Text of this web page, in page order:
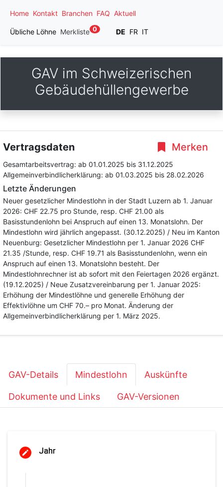
Home Kontakt Branchen FAQ Aktuell
Übliche Löhne Merkliste 0 DE FR IT
GAV im Schweizerischen
Gebäudehüllengewerbe
Merken
Vertragsdaten
Gesamtarbeitsvertrag: ab 01.01.2025 bis 31.12.2025
Allgemeinverbindlicherklärung: ab 01.03.2025 bis 28.02.2026
Letzte Änderungen
Neuer gesetzlicher Mindestlohn in der Stadt Luzern ab 1. Januar
2026: CHF 22.75 pro Stunde, resp. CHF 21.00 als
Basisstundenlohn bei Anspruch auf einen 13. Monatslohn. Der
Mindestlohn wird jährlich angepasst. (30.12.2025) / Neu im Kanton
Neuenburg: Gesetzlicher Mindestlohn per 1. Januar 2026 CHF
21.35 /Stunde, resp. CHF 19.71 als Basisstundenlohn, wenn ein
Anspruch auf einen 13. Monatslohn besteht. Der
Mindestlohnrechner ist ab sofort mit den Feiertagen 2026 ergänzt.
(19.12.2025) / Neue Zusatzvereinbarung per 1. Januar 2025:
Erhöhung der Mindestlöhne und generelle Erhöhung der
Effektivlöhne um CHF 70.– pro Monat. Änderung der
Allgemeinverbindlicherklärung per 1. März 2025.
GAV-Details Mindestlohn Auskünfte
Dokumente und Links GAV-Versionen
Jahr